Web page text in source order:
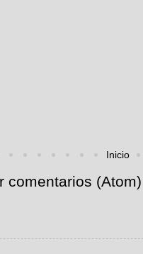
Inicio
comentarios (Atom)